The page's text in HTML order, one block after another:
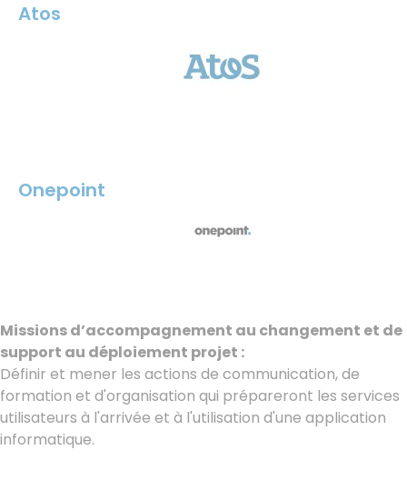
Atos
Onepoint
Missions d’accompagnement au changement et de
support au déploiement projet :
Définir et mener les actions de communication, de
formation et d'organisation qui prépareront les services
utilisateurs à l'arrivée et à l'utilisation d'une application
informatique.